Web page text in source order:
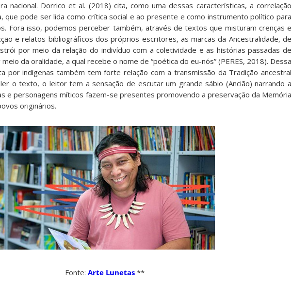
nacional. Dorrico et al. (2018) cita, como uma dessas características, a correlação
que pode ser lida como crítica social e ao presente e como instrumento político para
Fora isso, podemos perceber também, através de textos que misturam crenças e
e relatos bibliográficos dos próprios escritores, as marcas da Ancestralidade, de
por meio da relação do indivíduo com a coletividade e as histórias passadas de
da oralidade, a qual recebe o nome de “poética do eu-nós” (PERES, 2018). Dessa
por indígenas também tem forte relação com a transmissão da Tradição ancestral
o texto, o leitor tem a sensação de escutar um grande sábio (Ancião) narrando a
e personagens míticos fazem-se presentes promovendo a preservação da Memória
originários.
Fonte: Arte Lunetas **